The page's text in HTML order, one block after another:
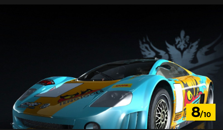
8/10